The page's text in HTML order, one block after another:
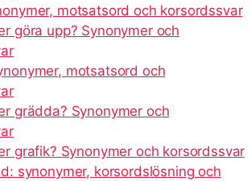
motsatsord och korsordssvar
göra upp? Synonymer och
motsatsord och
grädda? Synonymer och
grafik? Synonymer och korsordssvar
synonymer, korsordslösning och